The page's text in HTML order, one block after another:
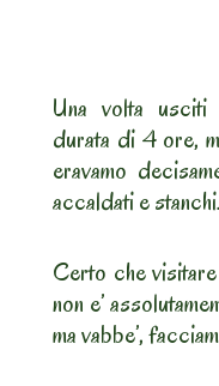
Una volta usciti
durata di 4 ore,
eravamo
accaldati e stanchi.
Certo che
non e’
ma vabbe’,